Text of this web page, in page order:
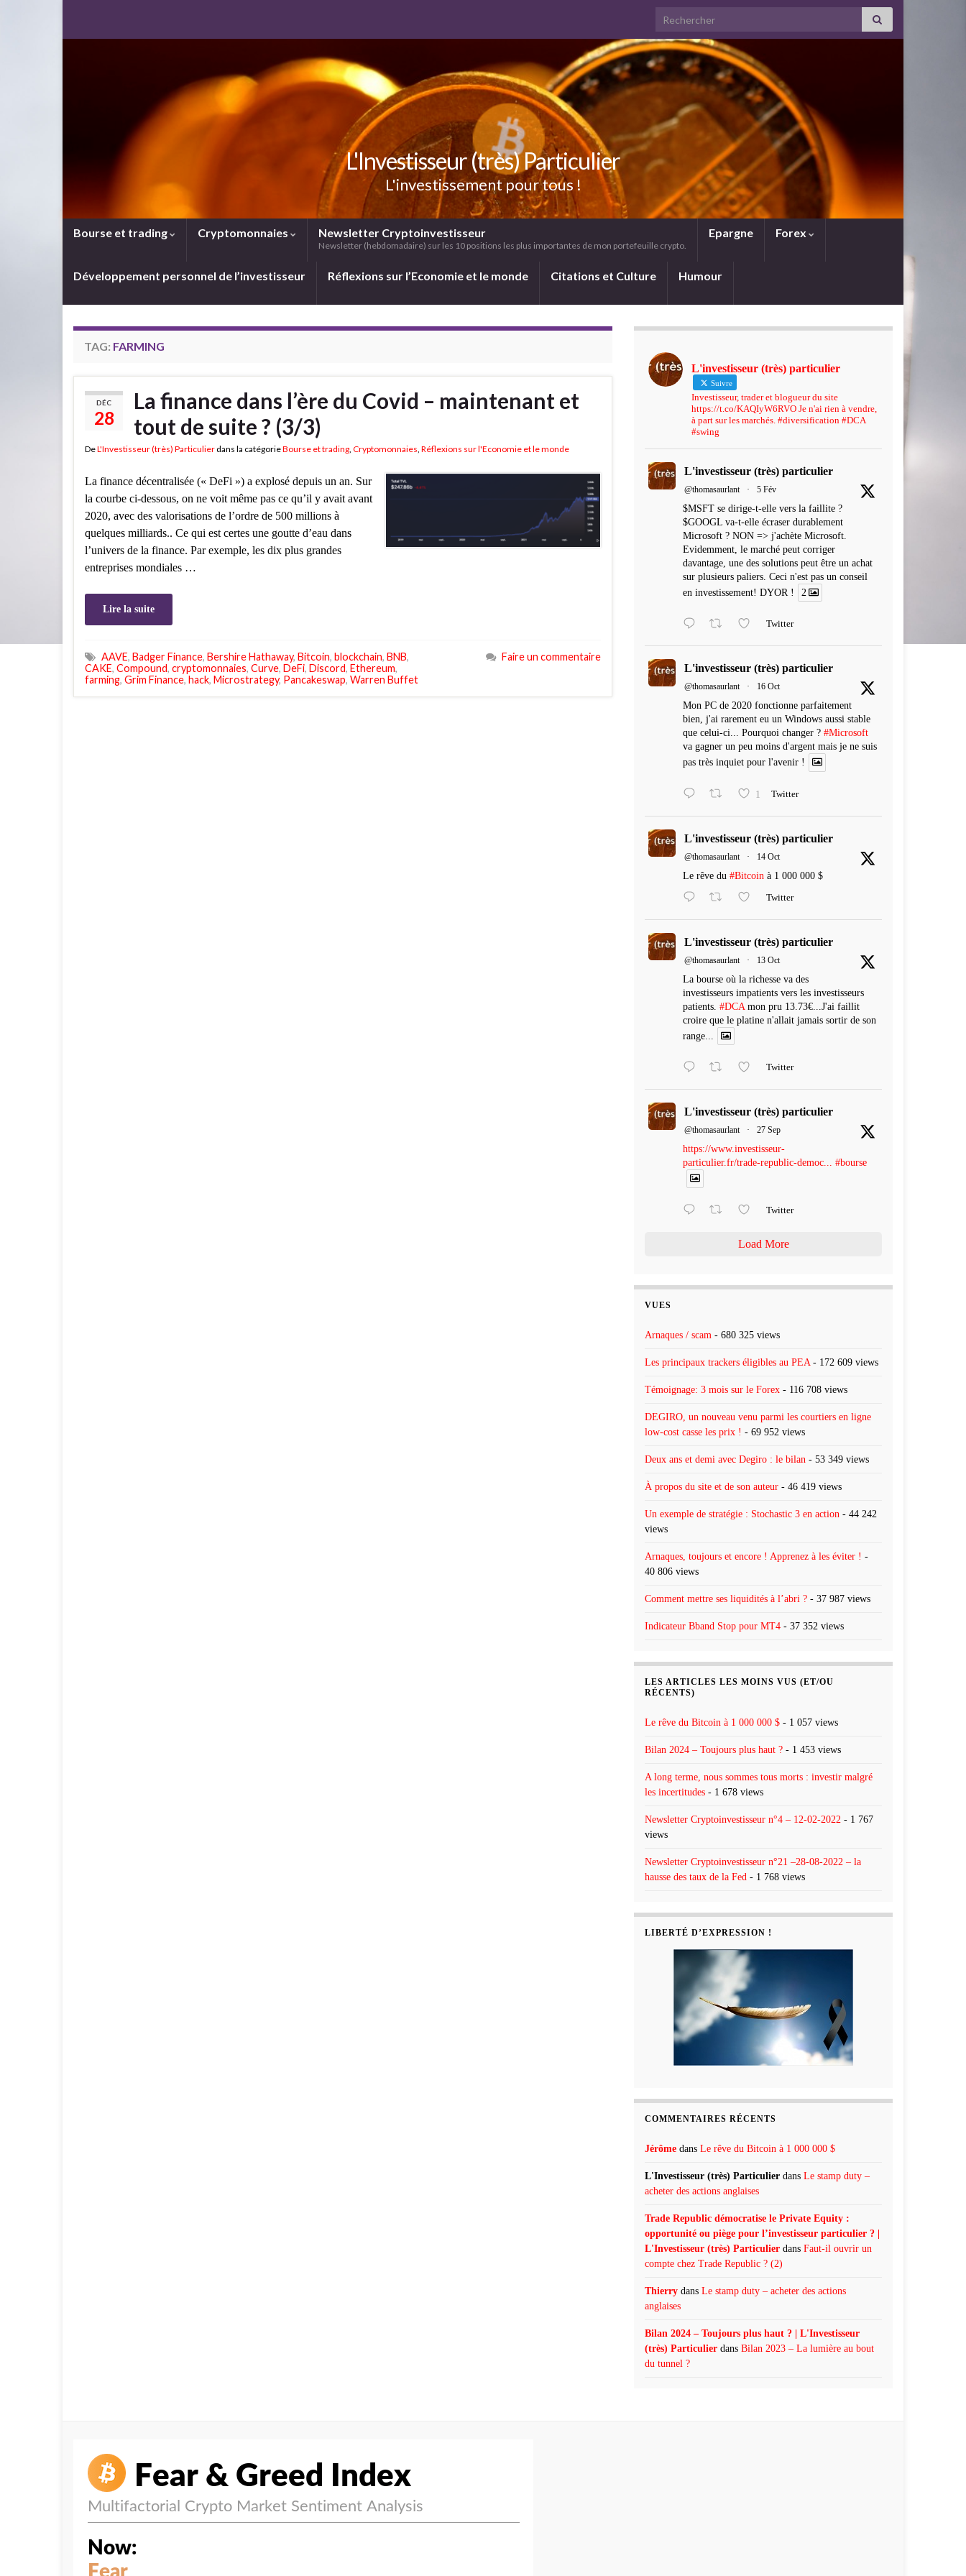
Search for:
L'Investisseur (très) Particulier
L'investissement pour tous !
Bourse et trading Cryptomonnaies Newsletter Cryptoinvestisseur
Newsletter (hebdomadaire) sur les 10 positions les plus importantes de mon portefeuille crypto.
Epargne Forex
Développement personnel de l’investisseur Réflexions sur l’Economie et le monde Citations et Culture Humour
TAG: FARMING
DÉC
28
La finance dans l’ère du Covid – maintenant et
tout de suite ? (3/3)
DeL'Investisseur (très) Particulier dans la catégorieBourse et trading, Cryptomonnaies, Réflexions sur l'Economie et le monde
La finance décentralisée (« DeFi ») a explosé depuis un an. Sur
la courbe ci-dessous, on ne voit même pas ce qu’il y avait avant
2020, avec des valorisations de l’ordre de 500 millions à
quelques milliards.. Ce qui est certes une goutte d’eau dans
l’univers de la finance. Par exemple, les dix plus grandes
entreprises mondiales …
Lire la suite
AAVE, Badger Finance, Bershire Hathaway, Bitcoin, blockchain, BNB,
CAKE, Compound, cryptomonnaies, Curve, DeFi, Discord, Ethereum,
farming, Grim Finance, hack, Microstrategy, Pancakeswap, Warren Buffet
Faire un commentaire
L'investisseur (très) particulier
Suivre
Investisseur, trader et blogueur du site
https://t.co/KAQIyW6RVO Je n'ai rien à vendre,
à part sur les marchés. #diversification #DCA
#swing
L'investisseur (très) particulier
@thomasaurlant · 5 Fév
$MSFT se dirige-t-elle vers la faillite ?
$GOOGL va-t-elle écraser durablement
Microsoft ? NON => j'achète Microsoft.
Evidemment, le marché peut corriger
davantage, une des solutions peut être un achat
sur plusieurs paliers. Ceci n'est pas un conseil
en investissement! DYOR !
2
Twitter
L'investisseur (très) particulier
@thomasaurlant · 16 Oct
Mon PC de 2020 fonctionne parfaitement
bien, j'ai rarement eu un Windows aussi stable
que celui-ci... Pourquoi changer ? #Microsoft
va gagner un peu moins d'argent mais je ne suis
pas très inquiet pour l'avenir !
1 Twitter
L'investisseur (très) particulier
@thomasaurlant · 14 Oct
Le rêve du #Bitcoin à 1 000 000 $
Twitter
L'investisseur (très) particulier
@thomasaurlant · 13 Oct
La bourse où la richesse va des
investisseurs impatients vers les investisseurs
patients. #DCAmon pru 13.73€...J'ai faillit
croire que le platine n'allait jamais sortir de son
range...
Twitter
L'investisseur (très) particulier
@thomasaurlant · 27 Sep
https://www.investisseur-
particulier.fr/trade-republic-democ... #bourse
Twitter
Load More
VUES
Arnaques / scam - 680 325 views
Les principaux trackers éligibles au PEA - 172 609 views
Témoignage: 3 mois sur le Forex - 116 708 views
DEGIRO, un nouveau venu parmi les courtiers en ligne
low-cost casse les prix ! - 69 952 views
Deux ans et demi avec Degiro : le bilan - 53 349 views
À propos du site et de son auteur - 46 419 views
Un exemple de stratégie : Stochastic 3 en action - 44 242
views
Arnaques, toujours et encore ! Apprenez à les éviter ! -
40 806 views
Comment mettre ses liquidités à l’abri ? - 37 987 views
Indicateur Bband Stop pour MT4 - 37 352 views
LES ARTICLES LES MOINS VUS (ET/OU
RÉCENTS)
Le rêve du Bitcoin à 1 000 000 $ - 1 057 views
Bilan 2024 – Toujours plus haut ? - 1 453 views
A long terme, nous sommes tous morts : investir malgré
les incertitudes - 1 678 views
Newsletter Cryptoinvestisseur n°4 – 12-02-2022 - 1 767
views
Newsletter Cryptoinvestisseur n°21 –28-08-2022 – la
hausse des taux de la Fed - 1 768 views
LIBERTÉ D’EXPRESSION !
COMMENTAIRES RÉCENTS
Jérôme dans Le rêve du Bitcoin à 1 000 000 $
L'Investisseur (très) Particulier dans Le stamp duty –
acheter des actions anglaises
Trade Republic démocratise le Private Equity :
opportunité ou piège pour l’investisseur particulier ? |
L'Investisseur (très) Particulier dans Faut-il ouvrir un
compte chez Trade Republic ? (2)
Thierry dans Le stamp duty – acheter des actions
anglaises
Bilan 2024 – Toujours plus haut ? | L'Investisseur
(très) Particulier dans Bilan 2023 – La lumière au bout
du tunnel ?